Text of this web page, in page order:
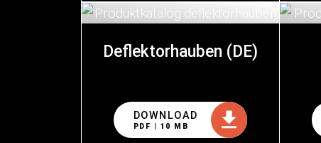
Deflektorhauben (DE)
DOWNLOAD
PDF | 10 MB